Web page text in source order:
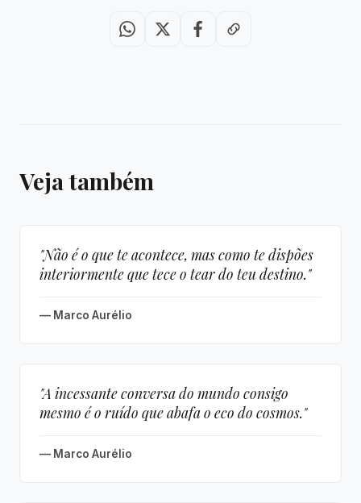
Veja também
"Não é o que te acontece, mas como te dispões
interiormente que tece o tear do teu destino."
— Marco Aurélio
"A incessante conversa do mundo consigo
mesmo é o ruído que abafa o eco do cosmos."
— Marco Aurélio